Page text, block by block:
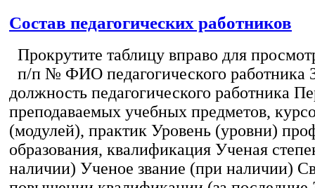
Состав педагогических работников
Прокрутите таблицу вправо для
п/п № ФИО педагогического работника
должность педагогического работника
преподаваемых учебных предметов,
(модулей), практик Уровень (уровни)
образования, квалификация Ученая
наличии) Ученое звание (при наличии)